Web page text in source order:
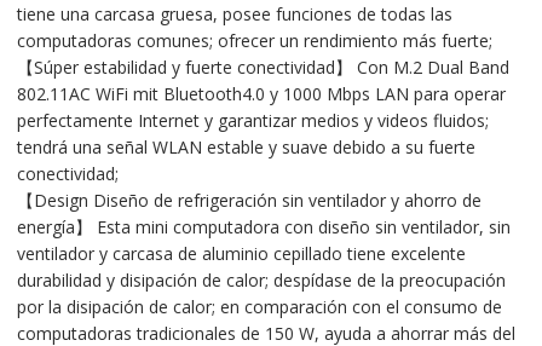
tiene una carcasa gruesa, posee funciones de todas las
computadoras comunes; ofrecer un rendimiento más fuerte;
【Súper estabilidad y fuerte conectividad】 Con M.2 Dual Band
802.11AC WiFi mit Bluetooth4.0 y 1000 Mbps LAN para operar
perfectamente Internet y garantizar medios y videos fluidos;
tendrá una señal WLAN estable y suave debido a su fuerte
conectividad;
【Design Diseño de refrigeración sin ventilador y ahorro de
energía】 Esta mini computadora con diseño sin ventilador, sin
ventilador y carcasa de aluminio cepillado tiene excelente
durabilidad y disipación de calor; despídase de la preocupación
por la disipación de calor; en comparación con el consumo de
computadoras tradicionales de 150 W, ayuda a ahorrar más del